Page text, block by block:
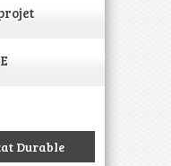
Durable